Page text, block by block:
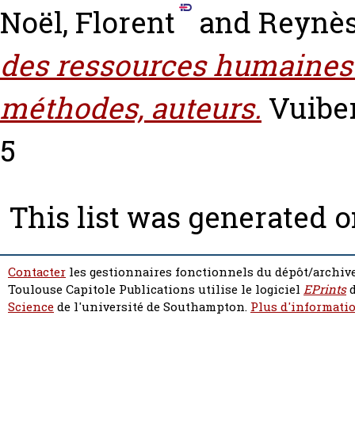
Noël, Florent
and
des ressources
méthodes, auteurs.
5
This list was generated
Contacter les gestionnaires fonctionnels du dépôt/
Toulouse Capitole Publications utilise le logiciel EPrints
Sciencede l'université de Southampton. Plus